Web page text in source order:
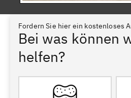
Fordern Sie hier ein kostenloses
Bei was können
helfen?